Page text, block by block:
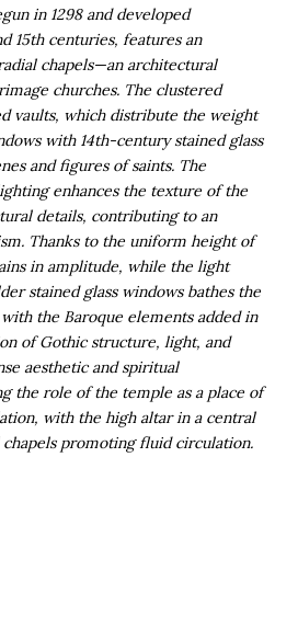
in 1298 and developed
15th centuries, features an
chapels—an architectural
churches. The clustered
vaults, which distribute the weight
with 14th-century stained glass
and figures of saints. The
enhances the texture of the
details, contributing to an
Thanks to the uniform height of
in amplitude, while the light
stained glass windows bathes the
the Baroque elements added in
of Gothic structure, light, and
aesthetic and spiritual
the role of the temple as a place of
with the high altar in a central
promoting fluid circulation.